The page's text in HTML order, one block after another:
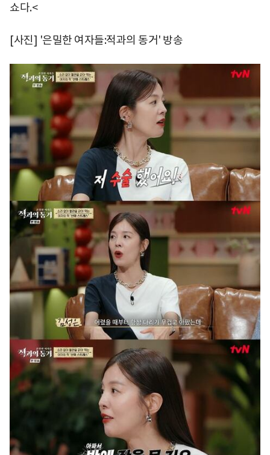
쇼다.<
[사진] '은밀한 여자들:적과의 동거' 방송